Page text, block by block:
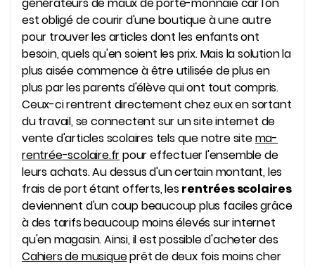
générateurs de maux de porte-monnaie car l'on
est obligé de courir d'une boutique à une autre
pour trouver les articles dont les enfants ont
besoin, quels qu'en soient les prix. Mais la solution la
plus aisée commence à être utilisée de plus en
plus par les parents d'élève qui ont tout compris.
Ceux-ci rentrent directement chez eux en sortant
du travail, se connectent sur un site internet de
vente d'articles scolaires tels que notre sitema-
rentrée-scolaire.frpour effectuer l'ensemble de
leurs achats. Au dessus d'un certain montant, les
frais de port étant offerts, lesrentrées scolaires
deviennent d'un coup beaucoup plus faciles grâce
à des tarifs beaucoup moins élevés sur internet
qu'en magasin. Ainsi, il est possible d'acheter des
Cahiers de musiqueprêt de deux fois moins cher